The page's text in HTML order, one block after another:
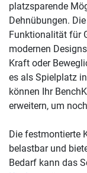
platzsparende
Dehnübungen.
Funktionalität für
modernen
Kraft oder
es als Spielplatz
können Ihr
erweitern, um
Die festmontierte
belastbar und
Bedarf kann das